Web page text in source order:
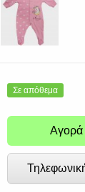
Σε απόθεμα
Αγορά